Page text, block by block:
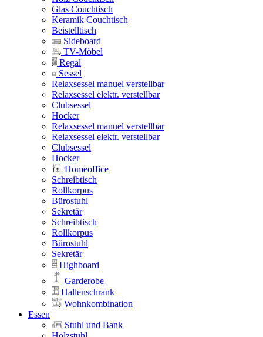
Glas Couchtisch
Keramik Couchtisch
Beistelltisch
Sideboard
TV-Möbel
Regal
Sessel
Relaxsessel manuel verstellbar
Relaxsessel elektr. verstellbar
Clubsessel
Hocker
Relaxsessel manuel verstellbar
Relaxsessel elektr. verstellbar
Clubsessel
Hocker
Homeoffice
Schreibtisch
Rollkorpus
Bürostuhl
Sekretär
Schreibtisch
Rollkorpus
Bürostuhl
Sekretär
Highboard
Garderobe
Hallenschrank
Wohnkombination
Essen
Stuhl und Bank